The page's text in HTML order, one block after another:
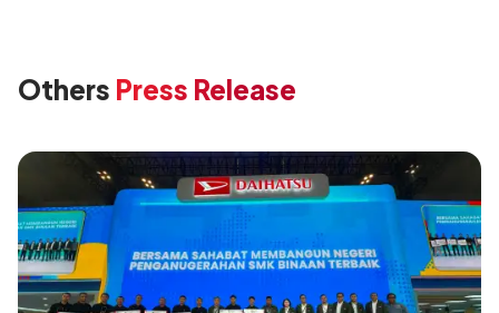
Others Press Release